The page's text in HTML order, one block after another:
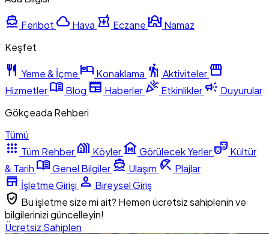
directions_boat Feribot cloud Hava local_pharmacy EczanemosqueNamaz
Keşfet
restaurant Yeme & İçme hotel Konaklama hiking Aktiviteler storefront
Hizmetlermenu_book Blog newspaper Haberler celebrationEtkinlikler campaign Duyurular
Gökçeada Rehberi
Tümü
apps Tüm Rehber holiday_village Köyler museum Görülecek Yerlertheater_comedy Kültür
& Tarih menu_bookGenel Bilgiler directions_boat Ulaşım beach_access Plajlar
store İşletme Girişi person Bireysel Giriş
verified_user Bu işletme size mi ait? Hemen ücretsiz sahiplenin ve
bilgilerinizi güncelleyin!
Ücretsiz Sahiplen